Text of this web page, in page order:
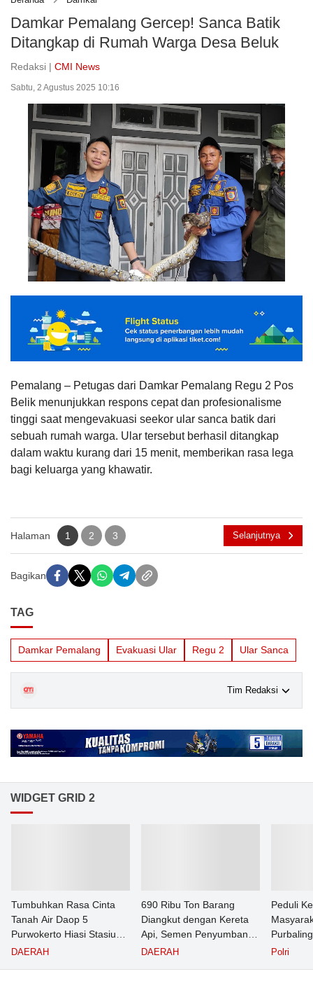
Damkar Pemalang Gercep! Sanca Batik
Ditangkap di Rumah Warga Desa Beluk
Redaksi | CMI News
Sabtu, 2 Agustus 2025 10:16
Pemalang – Petugas dari Damkar Pemalang Regu 2 Pos
Belik menunjukkan respons cepat dan profesionalisme
tinggi saat mengevakuasi seekor ular sanca batik dari
sebuah rumah warga. Ular tersebut berhasil ditangkap
dalam waktu kurang dari 15 menit, memberikan rasa lega
bagi keluarga yang khawatir.
Halaman 1 2 3 Selanjutnya
Bagikan
TAG
Damkar Pemalang Evakuasi Ular Regu 2 Ular Sanca
Tim Redaksi
WIDGET GRID 2
Tumbuhkan Rasa Cinta
Tanah Air Daop 5
Purwokerto Hiasi Stasiun
dengan Ornamen
DAERAH
690 Ribu Ton Barang
Diangkut dengan Kereta
Api, Semen Penyumbang
Volume Terbesar
DAERAH
Peduli
Pasien
Polri